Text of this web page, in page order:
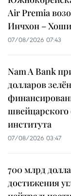
Air Premia
Инчхон –
07/08/2026 07:43
Nam A Bank
долларов
института
07/08/2026 03:47
700 млрд
достижения